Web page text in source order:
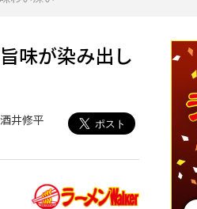
味が染み出し
井修平